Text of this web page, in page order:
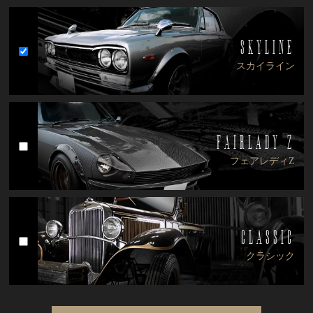
SKYLINE
スカイライン
FAIRLADY Z
フェアレディZ
CLASSIC
クラシック